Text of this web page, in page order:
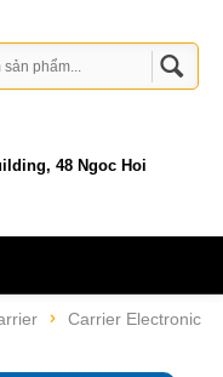
48 Ngoc Hoi
Carrier Electronic